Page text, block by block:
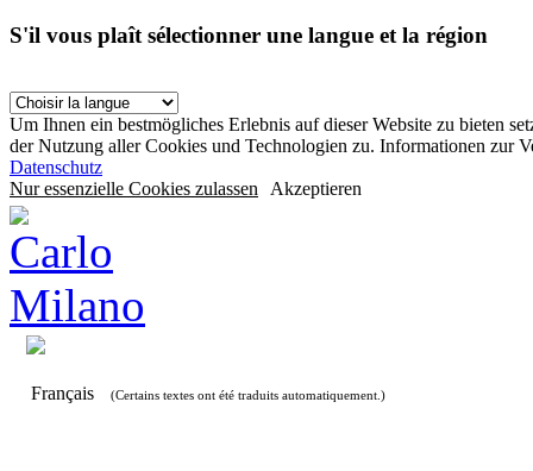
S'il vous plaît sélectionner une langue et la région
Um Ihnen ein bestmögliches Erlebnis auf dieser Website zu bieten
der Nutzung aller Cookies und Technologien zu. Informationen zur
Datenschutz
Nur essenzielle Cookies zulassen Akzeptieren
Français (Certains textes ont été traduits automatiquement.)